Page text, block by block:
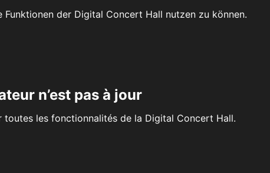
der Digital Concert Hall nutzen zu können.
n’est pas à jour
les fonctionnalités de la Digital Concert Hall.